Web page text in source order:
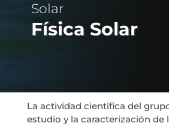
Solar
Física Solar
La actividad científica del
estudio y la caracterización de